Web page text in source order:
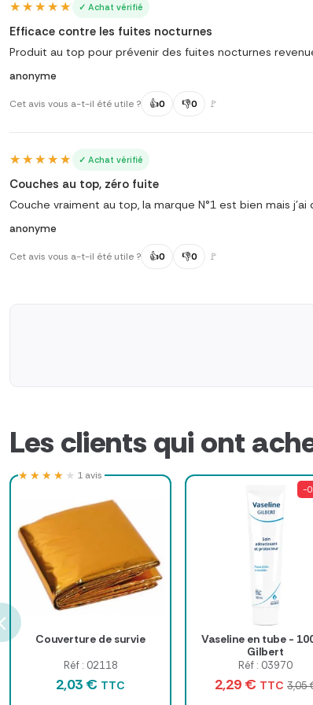
★★★★★
★★★★★ ✓ Achat vérifié
Efficace contre les fuites nocturnes
Produit au top pour prévenir des fuites nocturnes
anonyme
Cet avis vous a-t-il été utile ? 👍0 👎0 🚩
★★★★★
★★★★★ ✓ Achat vérifié
Couches au top, zéro fuite
Couche vraiment au top, la marque N°1 est bien mais
anonyme
Cet avis vous a-t-il été utile ? 👍0 👎0 🚩
Les clients qui ont
Couverture de survie
Réf : 02118
★★★★★
★★★★★ 1 avis
2,03 € TTC
-
Vaseline en tube -
Gilbert
Réf : 03970
2,29 € TTC 3,05